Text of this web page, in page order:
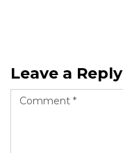
Leave a Reply